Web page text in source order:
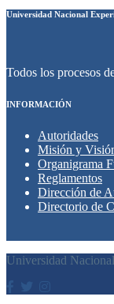
Universidad Nacional
Todos los procesos
INFORMACIÓN
Autoridades
Misión y
Organigrama
Reglamentos
Dirección de
Directorio de
Universidad